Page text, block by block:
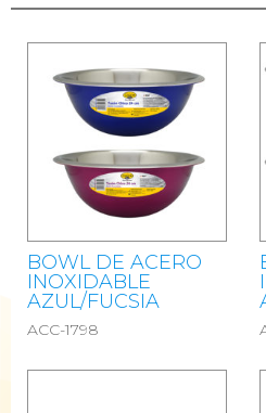
BOWL DE ACERO
INOXIDABLE
AZUL/FUCSIA
ACC-1798